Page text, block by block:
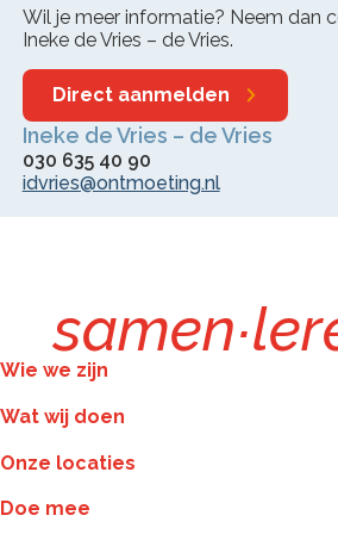
Wil je meer informatie? Neem dan
Ineke de Vries – de Vries.
Direct aanmelden
Ineke de Vries – de Vries
030 635 40 90
idvries@ontmoeting.nl
samen∙
Wie we zijn
Wat wij doen
Onze locaties
Doe mee